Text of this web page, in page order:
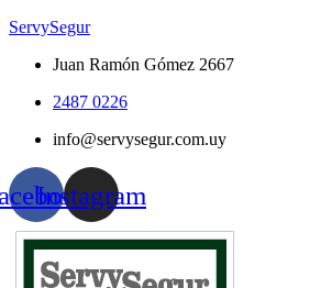
ServySegur
Juan Ramón Gómez 2667
2487 0226
info@servysegur.com.uy
Instagram